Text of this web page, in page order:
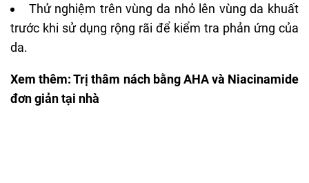
Thử nghiệm trên vùng da nhỏ lên vùng da khuất
trước khi sử dụng rộng rãi để kiểm tra phản ứng của
da.
Xem thêm:Trị thâm nách bằng AHA và Niacinamide
đơn giản tại nhà